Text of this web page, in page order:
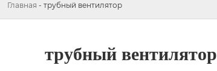
Главная - трубный вентилятор
трубный вентилятор